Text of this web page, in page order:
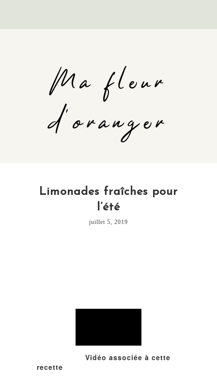
Ma fleur
d'oranger
Limonades fraîches pour
l’été
juillet 5, 2019
Vidéo associée à cette
recette